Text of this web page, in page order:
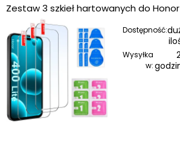
Zestaw 3 szkieł hartowanych do
Dostępność:
Wysyłka
w: